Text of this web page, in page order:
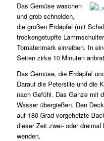
Das Gemüse waschen
und grob schneiden,
die großen Erdäpfel (mit
trockengetupfte
Tomatenmark einreiben. In
Seiten zirka 10 Minuten
Das Gemüse, die Erdäpfel
Darauf die Petersilie und die
nach Gefühl. Das Ganze mit
Wasser übergießen. Den
auf 180 Grad vorgeheizte
dieser Zeit zwei- oder
wenden.